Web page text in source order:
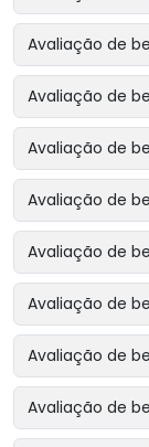
Avaliação de
Avaliação de
Avaliação de
Avaliação de
Avaliação de
Avaliação de
Avaliação de
Avaliação de